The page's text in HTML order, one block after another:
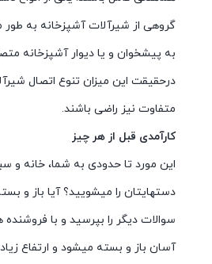
گروهی از شیرآلات آشپزخانه به
به پیشخوان و یا دیوار آشپزخانه
درحقیقت این میزان تنوع اتصال
متفاوت نیز راضی باشند.
کارآمدی قبل از هر چیز
این مورد تا حدودی به شما، خانه
دستهایتان را میشویید؟ آیا باز و
سوالات دیگر را بپرسید و با
آسان باز و بسته میشود و ارتفاع